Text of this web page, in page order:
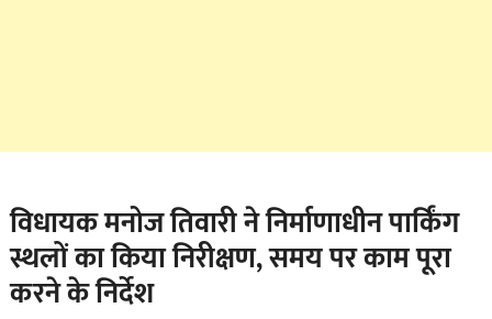
विधायक मनोज तिवारी ने निर्माणाधीन पार्किंग
स्थलों का किया निरीक्षण, समय पर काम पूरा
करने के निर्देश